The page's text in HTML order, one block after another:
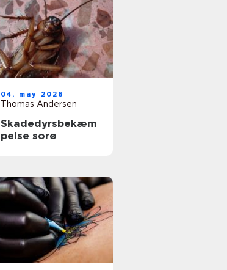
04. may 2026
Thomas Andersen
Skadedyrsbekæm
pelse sorø